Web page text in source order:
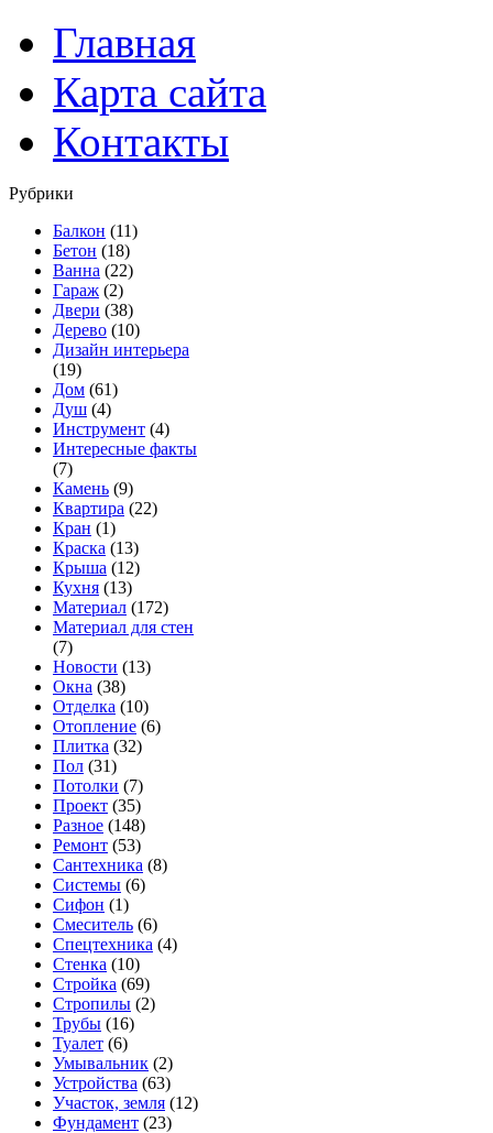
Главная
Карта сайта
Контакты
Рубрики
Балкон (11)
Бетон (18)
Ванна (22)
Гараж (2)
Двери (38)
Дерево (10)
Дизайн интерьера
(19)
Дом (61)
Душ (4)
Инструмент (4)
Интересные факты
(7)
Камень (9)
Квартира (22)
Кран (1)
Краска (13)
Крыша (12)
Кухня (13)
Материал (172)
Материал для стен
(7)
Новости (13)
Окна (38)
Отделка (10)
Отопление (6)
Плитка (32)
Пол (31)
Потолки (7)
Проект (35)
Разное (148)
Ремонт (53)
Сантехника (8)
Системы (6)
Сифон (1)
Смеситель (6)
Спецтехника (4)
Стенка (10)
Стройка (69)
Стропилы (2)
Трубы (16)
Туалет (6)
Умывальник (2)
Устройства (63)
Участок, земля (12)
Фундамент (23)